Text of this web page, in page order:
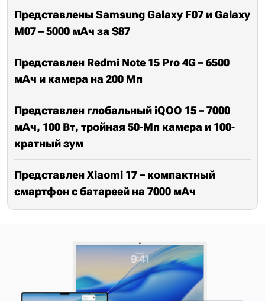
Представлены Samsung Galaxy F07 и Galaxy
M07 – 5000 мАч за $87
Представлен Redmi Note 15 Pro 4G – 6500
мАч и камера на 200 Мп
Представлен глобальный iQOO 15 – 7000
мАч, 100 Вт, тройная 50-Мп камера и 100-
кратный зум
Представлен Xiaomi 17 – компактный
смартфон с батареей на 7000 мАч